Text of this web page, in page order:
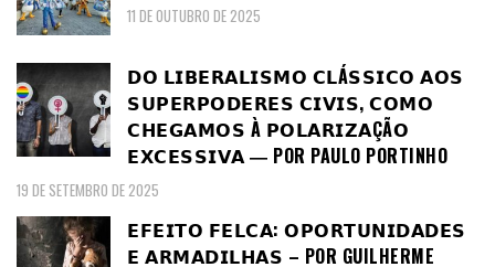
11 DE OUTUBRO DE 2025
𝗗𝗢 𝗟𝗜𝗕𝗘𝗥𝗔𝗟𝗜𝗦𝗠𝗢 𝗖𝗟Á𝗦𝗦𝗜𝗖𝗢 𝗔𝗢𝗦
𝗦𝗨𝗣𝗘𝗥𝗣𝗢𝗗𝗘𝗥𝗘𝗦 𝗖𝗜𝗩𝗜𝗦, 𝗖𝗢𝗠𝗢
𝗖𝗛𝗘𝗚𝗔𝗠𝗢𝗦 À 𝗣𝗢𝗟𝗔𝗥𝗜𝗭𝗔ÇÃ𝗢
𝗘𝗫𝗖𝗘𝗦𝗦𝗜𝗩𝗔 ― POR PAULO PORTINHO
19 DE SETEMBRO DE 2025
𝗘𝗙𝗘𝗜𝗧𝗢 𝗙𝗘𝗟𝗖𝗔: 𝗢𝗣𝗢𝗥𝗧𝗨𝗡𝗜𝗗𝗔𝗗𝗘𝗦
𝗘 𝗔𝗥𝗠𝗔𝗗𝗜𝗟𝗛𝗔𝗦 – POR GUILHERME